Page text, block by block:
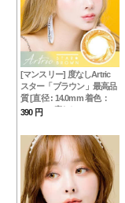
[マンスリー] 度なしArtric
スター「ブラウン」最高品
質 [直径 : 14.0mm 着色：
13.0mm] 度なしArtric Star
少ない」
390 円